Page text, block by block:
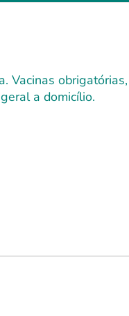
Vacinas
a domicílio.